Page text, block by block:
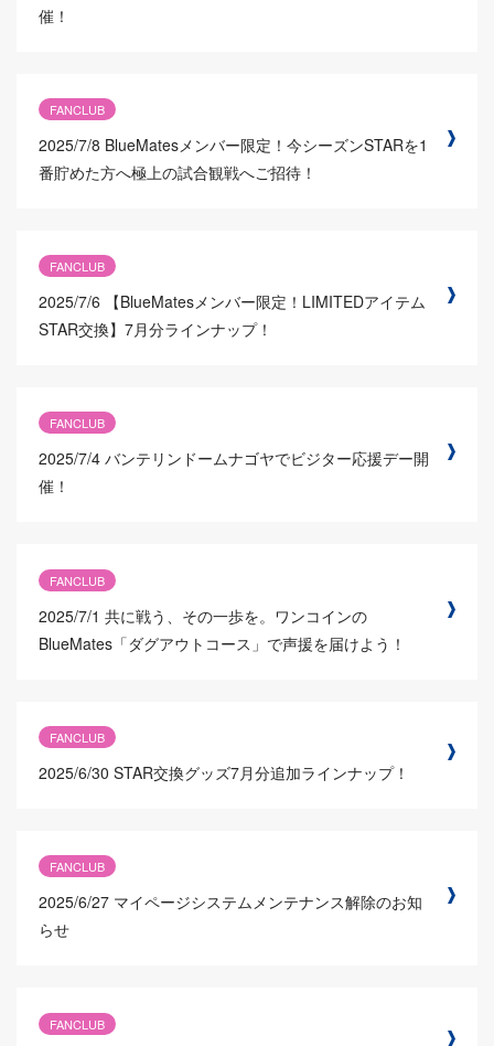
催！
FANCLUB
2025/7/8 BlueMatesメンバー限定！今シーズンSTARを1
番貯めた方へ極上の試合観戦へご招待！
FANCLUB
2025/7/6
【BlueMatesメンバー限定！LIMITEDアイテム
STAR交換】7月分ラインナップ！
FANCLUB
2025/7/4 バンテリンドームナゴヤでビジター応援デー開
催！
FANCLUB
2025/7/1 共に戦う、その一歩を。ワンコインの
BlueMates「ダグアウトコース」で声援を届けよう！
FANCLUB
2025/6/30 STAR交換グッズ7月分追加ラインナップ！
FANCLUB
2025/6/27 マイページシステムメンテナンス解除のお知
らせ
FANCLUB